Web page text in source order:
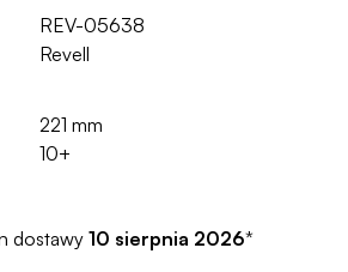
REV-05638
Revell
221 mm
10+
dostawy 10 sierpnia 2026*